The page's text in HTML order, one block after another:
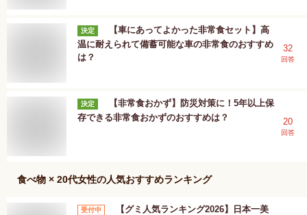
決定
【車にあってよかった非常食セット】高
温に耐えられて備蓄可能な車の非常食のおすすめ
は？
32
回答
決定
【非常食おかず】防災対策に！5年以上保
存できる非常食おかずのおすすめは？
20
回答
食べ物 × 20代女性の人気おすすめランキング
受付中
【グミ人気ランキング2026】日本一美